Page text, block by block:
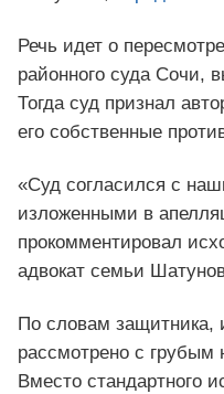
Речь идет о
районного суда Сочи,
Тогда суд признал
его собственные
«Суд согласился с
изложенными в
прокомментировал
адвокат семьи
По словам защитника,
рассмотрено с
Вместо стандартного